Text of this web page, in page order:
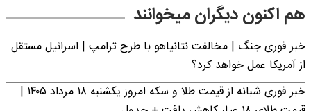
هم اکنون دیگران میخوانند
خبر فوری جنگ | مخالفت نتانیاهو با طرح ترامپ | اسرائیل مستقل
از آمریکا عمل خواهد کرد؟
خبر فوری شبانه از قیمت طلا و سکه امروز یکشنبه ۱۸ مرداد ۱۴۰۵ |